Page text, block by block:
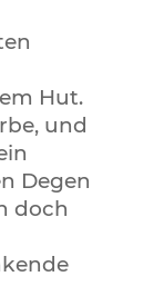
Hut.
und
Degen
doch